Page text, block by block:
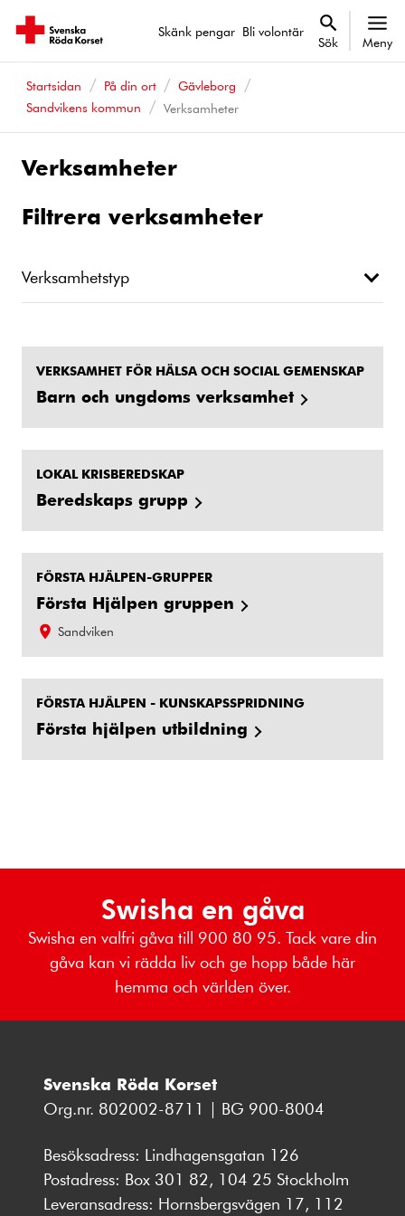
Skänk pengar Bli volontär
Sök Meny
Startsidan På din ort
Gävleborg
Sandvikens kommun
Verksamheter
Verksamheter
Filtrera verksamheter
Verksamhetstyp
VERKSAMHET FÖR HÄLSA OCH SOCIAL GEMENSKAP
Barn och ungdoms verksamhet
LOKAL KRISBEREDSKAP
Beredskaps grupp
FÖRSTA HJÄLPEN-GRUPPER
Första Hjälpen gruppen
Sandviken
FÖRSTA HJÄLPEN - KUNSKAPSSPRIDNING
Första hjälpen utbildning
Swisha en gåva
Swisha en valfri gåva till 900 80 95. Tack vare din
gåva kan vi rädda liv och ge hopp både här
hemma och världen över.
Svenska Röda Korset
Org.nr. 802002-8711 | BG 900-8004
Besöksadress: Lindhagensgatan 126
Postadress: Box 301 82, 104 25 Stockholm
Leveransadress: Hornsbergsvägen 17, 112